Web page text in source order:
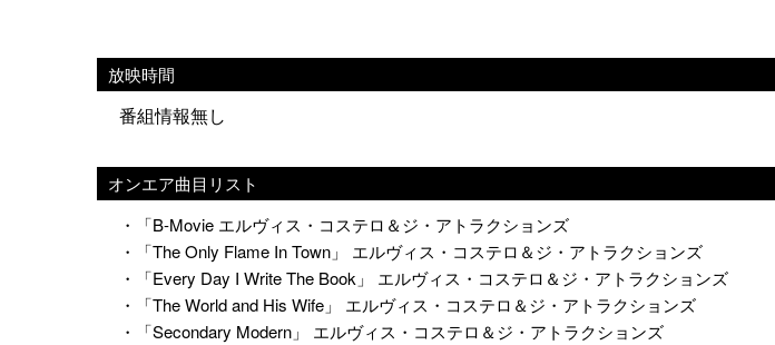
放映時間
番組情報無し
オンエア曲目リスト
・「B-Movie エルヴィス・コステロ＆ジ・アトラクションズ
・「The Only Flame In Town」 エルヴィス・コステロ＆ジ・アトラクションズ
・「Every Day I Write The Book」 エルヴィス・コステロ＆ジ・アトラクションズ
・「The World and His Wife」 エルヴィス・コステロ＆ジ・アトラクションズ
・「Secondary Modern」 エルヴィス・コステロ＆ジ・アトラクションズ